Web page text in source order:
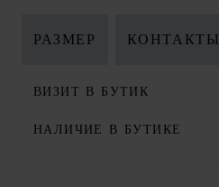
РАЗМЕР КОНТАКТЫ
ВИЗИТ В БУТИК
НАЛИЧИЕ В БУТИКЕ